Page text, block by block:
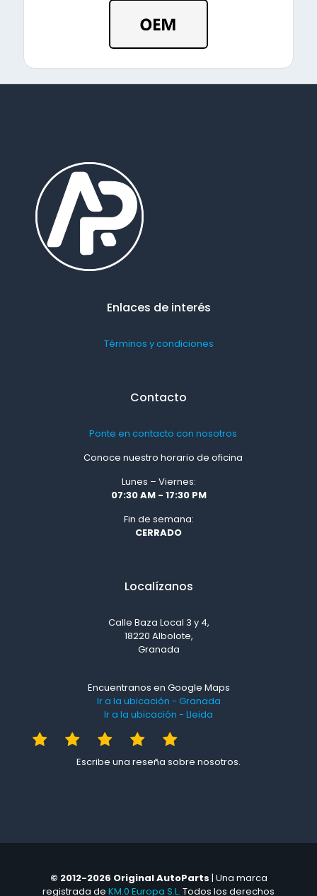
Enlaces de interés
Términos y condiciones
Contacto
Ponte en contacto con nosotros
Conoce nuestro horario de oficina
Lunes – Viernes:
07:30 AM - 17:30 PM
Fin de semana:
CERRADO
Localízanos
Calle Baza Local 3 y 4,
18220 Albolote,
Granada
Encuentranos en Google Maps
Ir a la ubicación - Granada
Ir a la ubicación - Lleida
Escribe una reseña sobre nosotros.
© 2012-2026 Original AutoParts | Una marca
registrada de KM.0 Europa S.L. Todos los derechos